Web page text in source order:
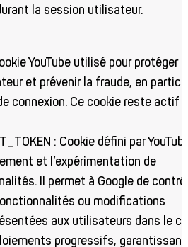
la session utilisateur.
YouTube utilisé pour protéger
et prévenir la fraude, en
connexion. Ce cookie reste actif
: Cookie défini par
et l’expérimentation de
Il permet à Google de
ou modifications
aux utilisateurs dans le
progressifs, garantissant